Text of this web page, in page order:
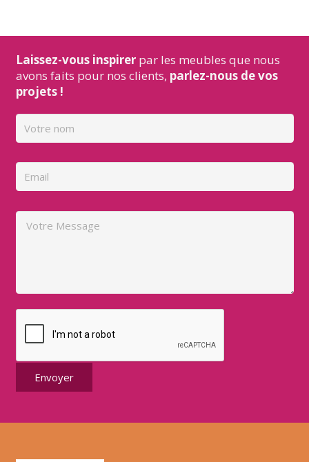
Laissez-vous inspirerpar les meubles que nous
avons faits pour nos clients, parlez-nous de vos
projets !